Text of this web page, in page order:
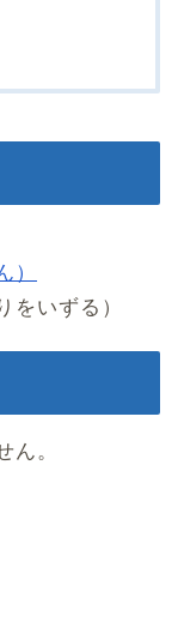
）
をいずる）
ん。